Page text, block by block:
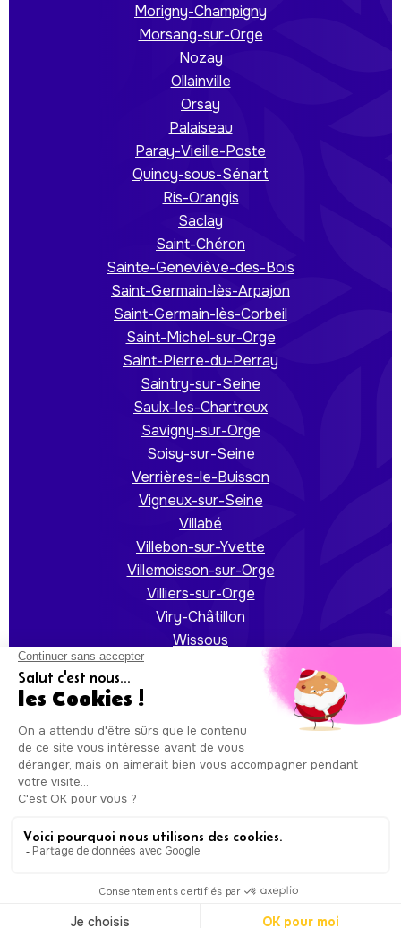
Morigny-Champigny
Morsang-sur-Orge
Nozay
Ollainville
Orsay
Palaiseau
Paray-Vieille-Poste
Quincy-sous-Sénart
Ris-Orangis
Saclay
Saint-Chéron
Sainte-Geneviève-des-Bois
Saint-Germain-lès-Arpajon
Saint-Germain-lès-Corbeil
Saint-Michel-sur-Orge
Saint-Pierre-du-Perray
Saintry-sur-Seine
Saulx-les-Chartreux
Savigny-sur-Orge
Soisy-sur-Seine
Verrières-le-Buisson
Vigneux-sur-Seine
Villabé
Villebon-sur-Yvette
Villemoisson-sur-Orge
Villiers-sur-Orge
Viry-Châtillon
Wissous
Auxicare
Service | Copyright © Auxicare